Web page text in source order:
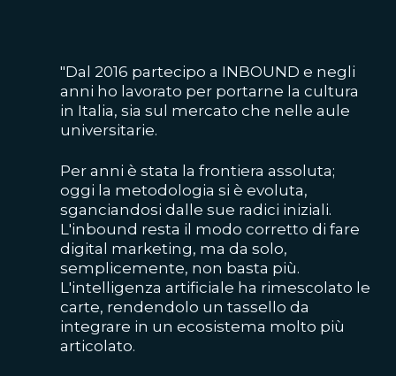
"Dal 2016 partecipo a INBOUND e negli
anni ho lavorato per portarne la cultura
in Italia, sia sul mercato che nelle aule
universitarie.
Per anni è stata la frontiera assoluta;
oggi la metodologia si è evoluta,
sganciandosi dalle sue radici iniziali.
L'inbound resta il modo corretto di fare
digital marketing, ma da solo,
semplicemente, non basta più.
L'intelligenza artificiale ha rimescolato le
carte, rendendolo un tassello da
integrare in un ecosistema molto più
articolato.